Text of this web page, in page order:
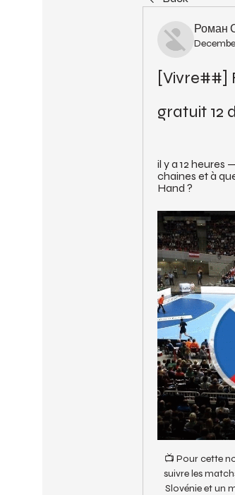
Роман
[Vivre##]
gratuit 12
il y a 12 heures
chaines et à
Hand ?
📺 Pour cette
suivre les
Slovénie et un